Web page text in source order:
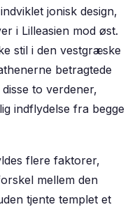
jonisk design,
i Lilleasien mod øst.
stil i den vestgræske
betragtede
to verdener,
indflydelse fra begge
flere faktorer,
mellem den
tjente templet et